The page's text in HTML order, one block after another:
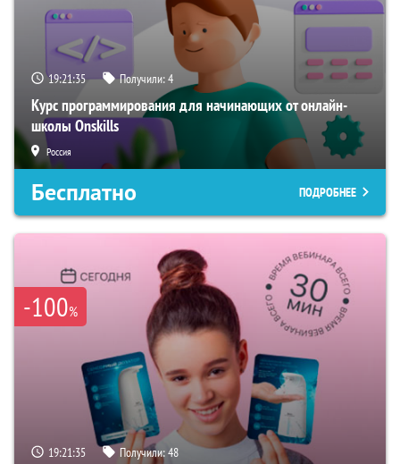
19:21:34 Получили:4
Курс программирования для начинающих от онлайн-
школы Onskills
Россия
Бесплатно ПОДРОБНЕЕ
-100%
19:21:34 Получили:48